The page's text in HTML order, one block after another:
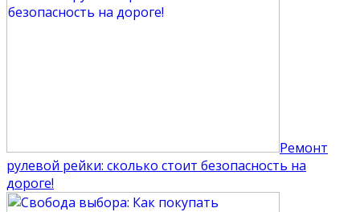
Ремонт
рулевой рейки: сколько стоит безопасность на
дороге!